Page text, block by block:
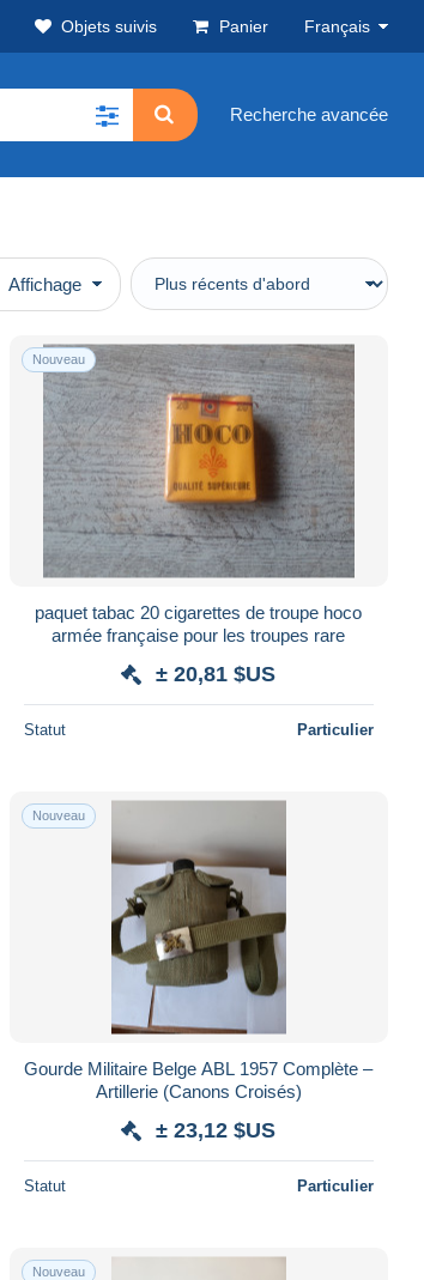
Objets suivis Panier Français
Recherche avancée
Affichage
Nouveau
paquet tabac 20 cigarettes de troupe hoco
armée française pour les troupes rare
± 20,81 $US
Statut Particulier
Nouveau
Gourde Militaire Belge ABL 1957 Complète –
Artillerie (Canons Croisés)
± 23,12 $US
Statut Particulier
Nouveau